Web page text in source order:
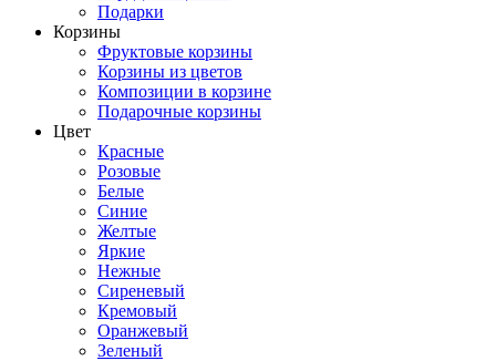
Подарки
Корзины
Фруктовые корзины
Корзины из цветов
Композиции в корзине
Подарочные корзины
Цвет
Красные
Розовые
Белые
Синие
Желтые
Яркие
Нежные
Сиреневый
Кремовый
Оранжевый
Зеленый